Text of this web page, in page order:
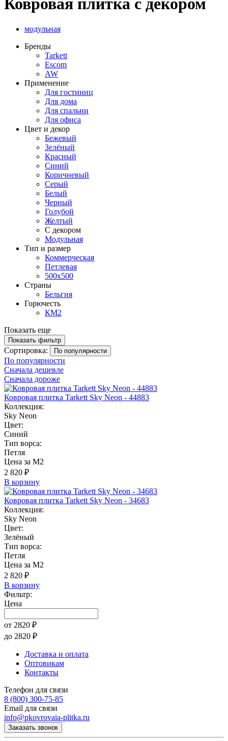
модульная
Бренды
Tarkett
Escom
AW
Применение
Для гостиниц
Для дома
Для спальни
Для офиса
Цвет и декор
Бежевый
Зелёный
Красный
Синий
Коричневый
Серый
Белый
Черный
Голубой
Желтый
С декором
Модульная
Тип и размер
Коммерческая
Петлевая
500х500
Страны
Бельгия
Горючесть
КМ2
Показать еще
Показать фильтр
Сортировка: По популярности
По популярности
Сначала дешевле
Сначала дороже
Ковровая плитка Tarkett Sky Neon - 44883
Коллекция:
Sky Neon
Цвет:
Синий
Тип ворса:
Петля
Цена за М2
2 820 ₽
В корзину
Ковровая плитка Tarkett Sky Neon - 34683
Коллекция:
Sky Neon
Цвет:
Зелёный
Тип ворса:
Петля
Цена за М2
2 820 ₽
В корзину
Фильтр:
Цена
от 2820 ₽
до 2820 ₽
Доставка и оплата
Оптовикам
Контакты
Телефон для связи
8 (800) 300-75-85
Email для связи
info@pkovrovaia-plitka.ru
Заказать звонок